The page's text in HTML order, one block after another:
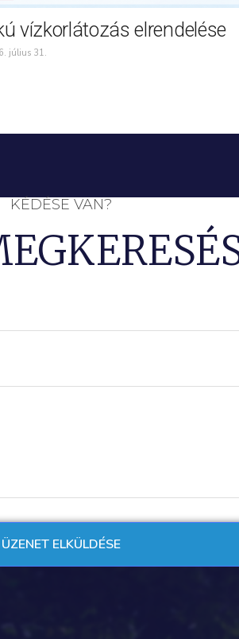
vízkorlátozás elrendelése
július 31.
KÉDÉSE VAN?